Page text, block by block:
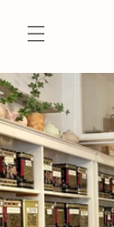
indhold